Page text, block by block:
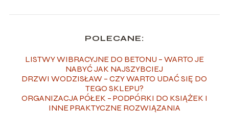
POLECANE:
LISTWY WIBRACYJNE DO BETONU – WARTO JE
NABYĆ JAK NAJSZYBCIEJ
DRZWI WODZISŁAW – CZY WARTO UDAĆ SIĘ DO
TEGO SKLEPU?
ORGANIZACJA PÓŁEK – PODPÓRKI DO KSIĄŻEK I
INNE PRAKTYCZNE ROZWIĄZANIA